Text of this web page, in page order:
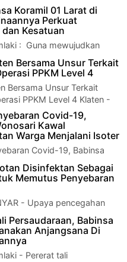
patroli pend…
Koramil 01 Larat di
Perkuat
Kesatuan
: Guna mewujudkan
TNI dengan masyarakat
Larat Serda Ma…
Bersama Unsur Terkait
PPKM Level 4
Bersama Unsur Terkait
PPKM Level 4 Klaten -
PP dan Dish…
Covid-19,
Kawal
Warga Menjalani Isoter
Covid-19, Babinsa
Penjemputan Warga
Babinsa Kor…
Disinfektan Sebagai
Memutus Penyebaran
- Upaya pencegahan
dilakukan di Desa Gedong
Karanganyar. Kal…
Persaudaraan, Babinsa
Anjangsana Di
- Pererat tali